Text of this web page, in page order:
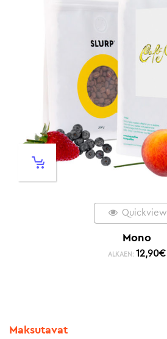
Quickview
Mono
ALKAEN: 12,90€
Maksutavat